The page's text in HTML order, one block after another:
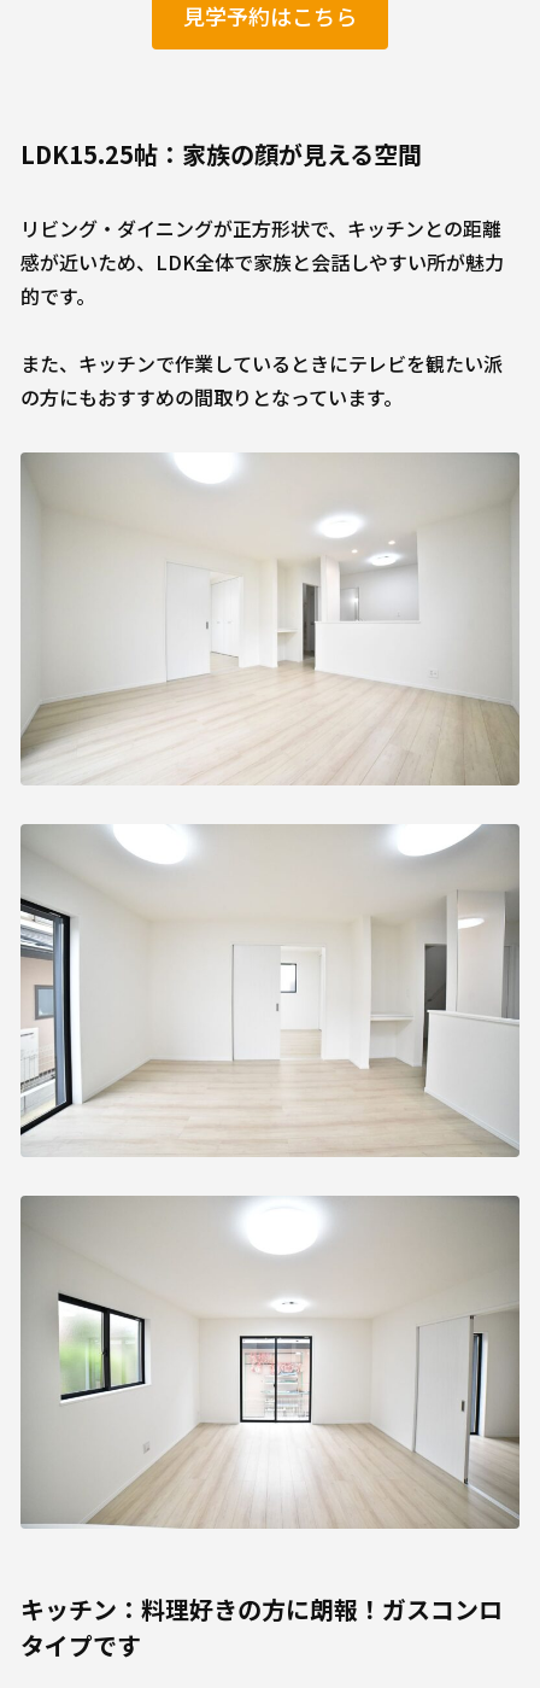
見学予約はこちら
LDK15.25帖：家族の顔が見える空間
リビング・ダイニングが正方形状で、キッチンとの距離
感が近いため、LDK全体で家族と会話しやすい所が魅力
的です。
また、キッチンで作業しているときにテレビを観たい派
の方にもおすすめの間取りとなっています。
キッチン：料理好きの方に朗報！ガスコンロ
タイプです